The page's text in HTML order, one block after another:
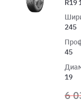
R19
245
45
19
6